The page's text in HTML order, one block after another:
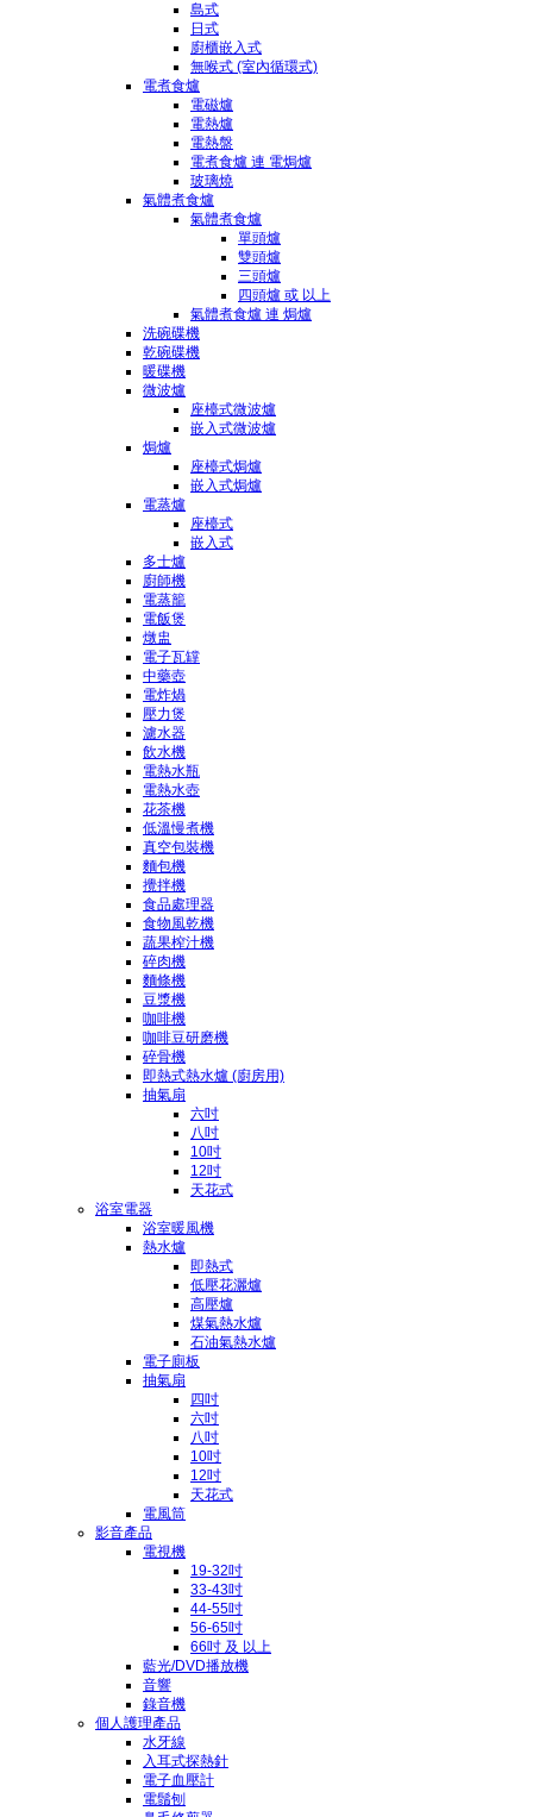
島式
日式
廚櫃嵌入式
無喉式 (室內循環式)
電煮食爐
電磁爐
電熱爐
電熱盤
電煮食爐 連 電焗爐
玻璃燒
氣體煮食爐
氣體煮食爐
單頭爐
雙頭爐
三頭爐
四頭爐 或 以上
氣體煮食爐 連 焗爐
洗碗碟機
乾碗碟機
暖碟機
微波爐
座檯式微波爐
嵌入式微波爐
焗爐
座檯式焗爐
嵌入式焗爐
電蒸爐
座檯式
嵌入式
多士爐
廚師機
電蒸籠
電飯煲
燉盅
電子瓦罉
中藥壺
電炸煱
壓力煲
濾水器
飲水機
電熱水瓶
電熱水壺
花茶機
低溫慢煮機
真空包裝機
麵包機
攪拌機
食品處理器
食物風乾機
蔬果榨汁機
碎肉機
麵條機
豆漿機
咖啡機
咖啡豆研磨機
碎骨機
即熱式熱水爐 (廚房用)
抽氣扇
六吋
八吋
10吋
12吋
天花式
浴室電器
浴室暖風機
熱水爐
即熱式
低壓花灑爐
高壓爐
煤氣熱水爐
石油氣熱水爐
電子廁板
抽氣扇
四吋
六吋
八吋
10吋
12吋
天花式
電風筒
影音產品
電視機
19-32吋
33-43吋
44-55吋
56-65吋
66吋 及 以上
藍光/DVD播放機
音響
錄音機
個人護理產品
水牙線
入耳式探熱針
電子血壓計
電鬚刨